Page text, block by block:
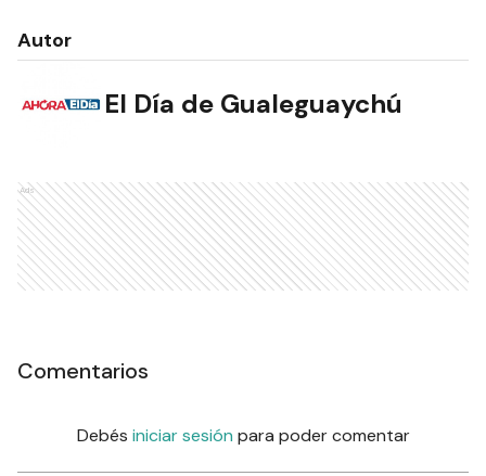
Autor
El Día de Gualeguaychú
Ads
Comentarios
Debés iniciar sesión para poder comentar